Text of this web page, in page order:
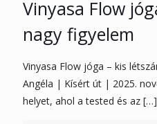
Vinyasa Flow
nagy figyelem
Vinyasa Flow jóga – kis
Angéla | Kísért út | 2025.
helyet, ahol a tested és az […]